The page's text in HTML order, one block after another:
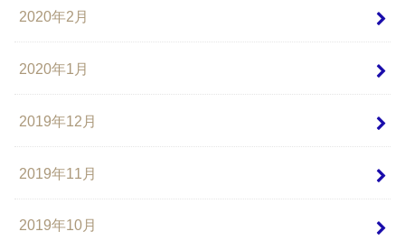
2020年2月
2020年1月
2019年12月
2019年11月
2019年10月